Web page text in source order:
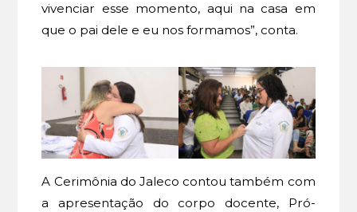
vivenciar esse momento, aqui na casa em
que o pai dele e eu nos formamos”, conta.
A Cerimônia do Jaleco contou também com
a apresentação do corpo docente, Pró-